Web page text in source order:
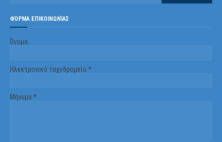
ΦΌΡΜΑ ΕΠΙΚΟΙΝΩΝΊΑΣ
Όνομα
Ηλεκτρονικό ταχυδρομείο *
Μήνυμα*